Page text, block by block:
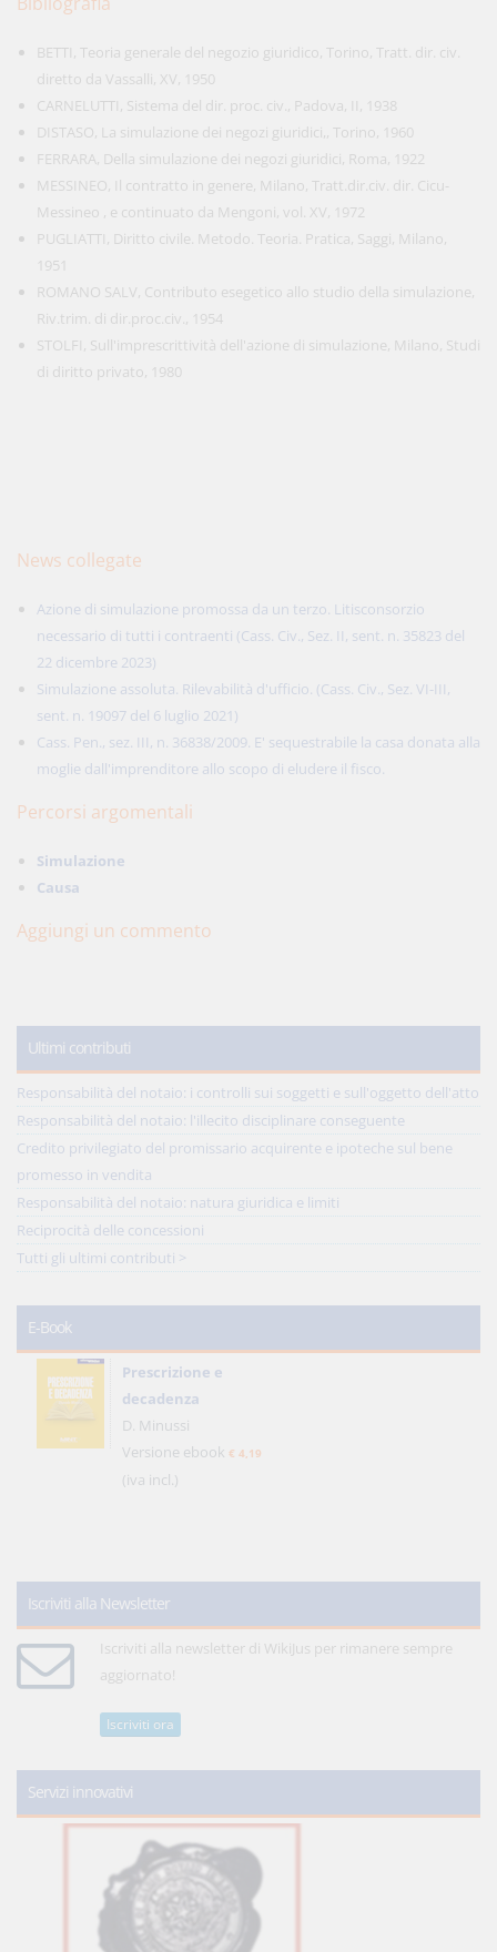
BETTI, Teoria generale del negozio giuridico, Torino, Tratt. dir. civ.
diretto da Vassalli, XV, 1950
CARNELUTTI, Sistema del dir. proc. civ., Padova, II, 1938
DISTASO, La simulazione dei negozi giuridici,, Torino, 1960
FERRARA, Della simulazione dei negozi giuridici, Roma, 1922
MESSINEO, Il contratto in genere, Milano, Tratt.dir.civ. dir. Cicu-
Messineo , e continuato da Mengoni, vol. XV, 1972
PUGLIATTI, Diritto civile. Metodo. Teoria. Pratica, Saggi, Milano,
1951
ROMANO SALV, Contributo esegetico allo studio della simulazione,
Riv.trim. di dir.proc.civ., 1954
STOLFI, Sull'imprescrittività dell'azione di simulazione, Milano, Studi
di diritto privato, 1980
News collegate
Azione di simulazione promossa da un terzo. Litisconsorzio
necessario di tutti i contraenti (Cass. Civ., Sez. II, sent. n. 35823 del
22 dicembre 2023)
Simulazione assoluta. Rilevabilità d'ufficio. (Cass. Civ., Sez. VI-III,
sent. n. 19097 del 6 luglio 2021)
Cass. Pen., sez. III, n. 36838/2009. E' sequestrabile la casa donata alla
moglie dall'imprenditore allo scopo di eludere il fisco.
Percorsi argomentali
Simulazione
Causa
Aggiungi un commento
Ultimi contributi
Responsabilità del notaio: i controlli sui soggetti e sull'oggetto dell'atto
Responsabilità del notaio: l'illecito disciplinare conseguente
Credito privilegiato del promissario acquirente e ipoteche sul bene
promesso in vendita
Responsabilità del notaio: natura giuridica e limiti
Reciprocità delle concessioni
Tutti gli ultimi contributi >
E-Book
Prescrizione e
decadenza
D. Minussi
Versione ebook € 4,19
(iva incl.)
Iscriviti alla Newsletter
Iscriviti alla newsletter di WikiJus per rimanere sempre
aggiornato!
Iscriviti ora
Servizi innovativi